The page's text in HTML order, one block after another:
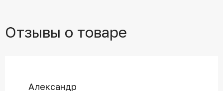
Отзывы о товаре
Александр